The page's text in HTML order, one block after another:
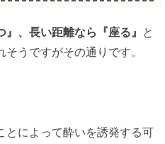
、長い距離なら『座る』 と
うですがその通りです。
とによって酔いを誘発する可